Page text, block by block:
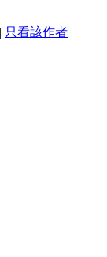
| 只看該作者